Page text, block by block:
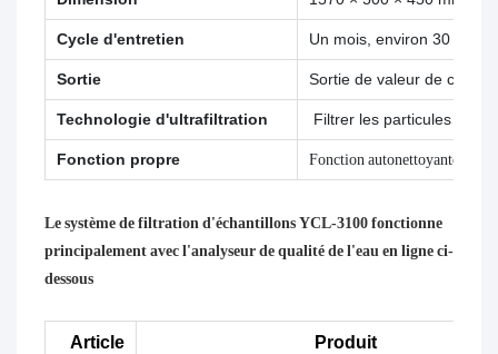
Cycle d'entretien Un mois, environ 30
Sortie Sortie de valeur de
Technologie d'ultrafiltration Filtrer les particules de
Fonction propre Fonction autonettoyante
Le système de filtration d'échantillons YCL-3100 fonctionne
principalement avec l'analyseur de qualité de l'eau en ligne ci-
dessous
Article Produit